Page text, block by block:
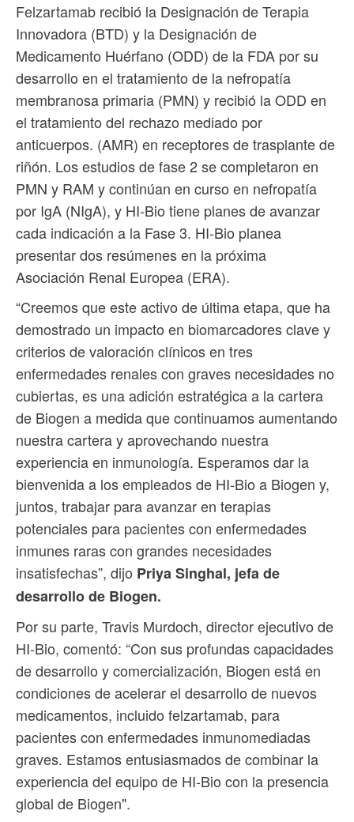
Felzartamab recibió la Designación de Terapia
Innovadora (BTD) y la Designación de
Medicamento Huérfano (ODD) de la FDA por su
desarrollo en el tratamiento de la nefropatía
membranosa primaria (PMN) y recibió la ODD en
el tratamiento del rechazo mediado por
anticuerpos. (AMR) en receptores de trasplante de
riñón. Los estudios de fase 2 se completaron en
PMN y RAM y continúan en curso en nefropatía
por IgA (NIgA), y HI-Bio tiene planes de avanzar
cada indicación a la Fase 3. HI-Bio planea
presentar dos resúmenes en la próxima
Asociación Renal Europea (ERA).
“Creemos que este activo de última etapa, que ha
demostrado un impacto en biomarcadores clave y
criterios de valoración clínicos en tres
enfermedades renales con graves necesidades no
cubiertas, es una adición estratégica a la cartera
de Biogen a medida que continuamos aumentando
nuestra cartera y aprovechando nuestra
experiencia en inmunología. Esperamos dar la
bienvenida a los empleados de HI-Bio a Biogen y,
juntos, trabajar para avanzar en terapias
potenciales para pacientes con enfermedades
inmunes raras con grandes necesidades
insatisfechas”, dijo Priya Singhal, jefa de
desarrollo de Biogen.
Por su parte, Travis Murdoch, director ejecutivo de
HI-Bio, comentó: “Con sus profundas capacidades
de desarrollo y comercialización, Biogen está en
condiciones de acelerar el desarrollo de nuevos
medicamentos, incluido felzartamab, para
pacientes con enfermedades inmunomediadas
graves. Estamos entusiasmados de combinar la
experiencia del equipo de HI-Bio con la presencia
global de Biogen".